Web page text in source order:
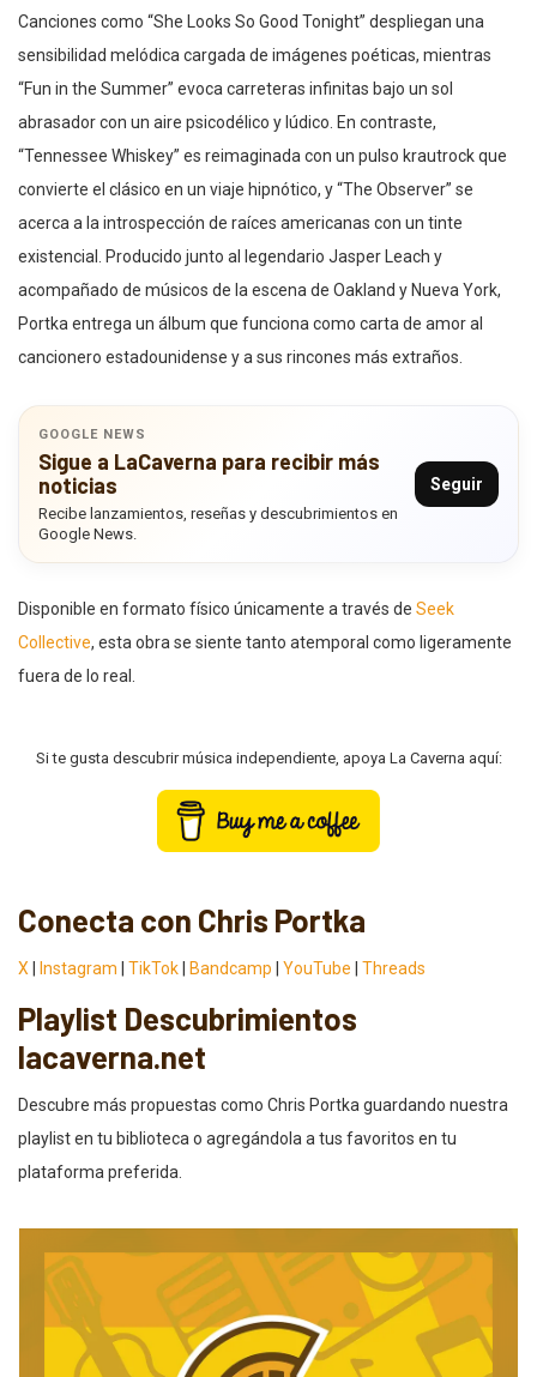
Canciones como “She Looks So Good Tonight” despliegan una
sensibilidad melódica cargada de imágenes poéticas, mientras
“Fun in the Summer” evoca carreteras infinitas bajo un sol
abrasador con un aire psicodélico y lúdico. En contraste,
“Tennessee Whiskey” es reimaginada con un pulso krautrock que
convierte el clásico en un viaje hipnótico, y “The Observer” se
acerca a la introspección de raíces americanas con un tinte
existencial. Producido junto al legendario Jasper Leach y
acompañado de músicos de la escena de Oakland y Nueva York,
Portka entrega un álbum que funciona como carta de amor al
cancionero estadounidense y a sus rincones más extraños.
GOOGLE NEWS
Sigue a LaCaverna para recibir más
noticias
Recibe lanzamientos, reseñas y descubrimientos en
Google News.
Seguir
Disponible en formato físico únicamente a través de Seek
Collective, esta obra se siente tanto atemporal como ligeramente
fuera de lo real.
Si te gusta descubrir música independiente, apoya La Caverna aquí:
Conecta con Chris Portka
X Instagram TikTok Bandcamp YouTube Threads
Playlist Descubrimientos
lacaverna.net
Descubre más propuestas como Chris Portka guardando nuestra
playlist en tu biblioteca o agregándola a tus favoritos en tu
plataforma preferida.